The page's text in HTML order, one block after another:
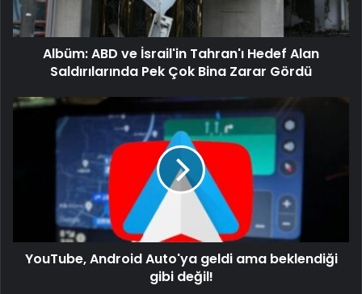
Albüm: ABD ve İsrail'in Tahran'ı Hedef Alan
Saldırılarında Pek Çok Bina Zarar Gördü
YouTube, Android Auto'ya geldi ama beklendiği
gibi değil!